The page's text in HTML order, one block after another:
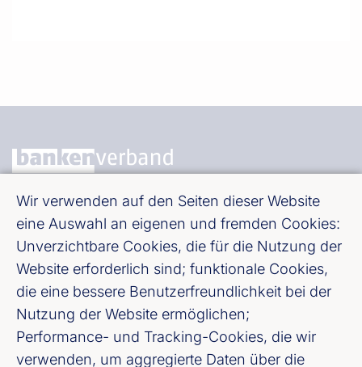
Wir verwenden auf den Seiten dieser Website
eine Auswahl an eigenen und fremden Cookies:
Unverzichtbare Cookies, die für die Nutzung der
Website erforderlich sind; funktionale Cookies,
die eine bessere Benutzerfreundlichkeit bei der
Nutzung der Website ermöglichen;
Performance- und Tracking-Cookies, die wir
verwenden, um aggregierte Daten über die
Bundesverband deutscher Banken e. V.
Burgstraße 28, 10178 Berlin
Fußzeile (Bankenverband)
Impressum
LinkedIn